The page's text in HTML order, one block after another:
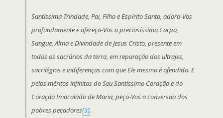
Santíssima Trindade, Pai, Filho e Espírito Santo, adoro-Vos
profundamente e ofereço-Vos o preciosíssimo Corpo,
Sangue, Alma e Divindade de Jesus Cristo, presente em
todos os sacrários da terra, em reparação dos ultrajes,
sacrilégios e indiferenças com que Ele mesmo é ofendido. E
pelos méritos infinitos do Seu Santíssimo Coração e do
Coração Imaculado de Maria, peço-Vos a conversão dos
pobres pecadores[3].